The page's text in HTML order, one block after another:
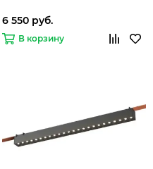
6 550 руб.
В корзину